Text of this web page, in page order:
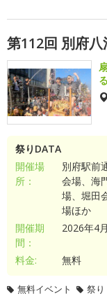
第112回 別府八
祭りDATA
開催場
所：
別府駅前
会場、海
場、堀田
場ほか
開催期
間：
2026年4
料金: 無料
無料イベント 祭り